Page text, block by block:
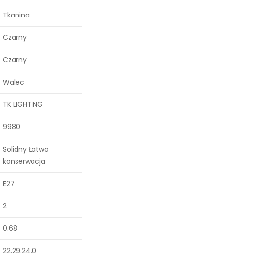
Tkanina
Czarny
Czarny
Walec
TK LIGHTING
9980
Solidny Łatwa
konserwacja
E27
2
0.68
22.29.24.0